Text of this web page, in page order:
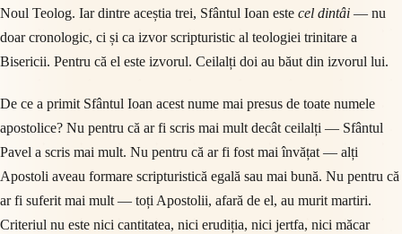
Noul Teolog. Iar dintre aceștia trei, Sfântul Ioan este cel dintâi — nu
doar cronologic, ci și ca izvor scripturistic al teologiei trinitare a
Bisericii. Pentru că el este izvorul. Ceilalți doi au băut din izvorul lui.
De ce a primit Sfântul Ioan acest nume mai presus de toate numele
apostolice? Nu pentru că ar fi scris mai mult decât ceilalți — Sfântul
Pavel a scris mai mult. Nu pentru că ar fi fost mai învățat — alți
Apostoli aveau formare scripturistică egală sau mai bună. Nu pentru că
ar fi suferit mai mult — toți Apostolii, afară de el, au murit martiri.
Criteriul nu este nici cantitatea, nici erudiția, nici jertfa, nici măcar